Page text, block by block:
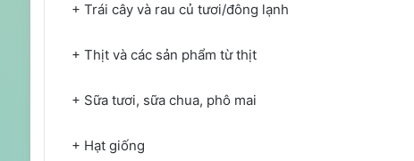
+ Trái cây và rau củ tươi/đông lạnh
+ Thịt và các sản phẩm từ thịt
+ Sữa tươi, sữa chua, phô mai
+ Hạt giống